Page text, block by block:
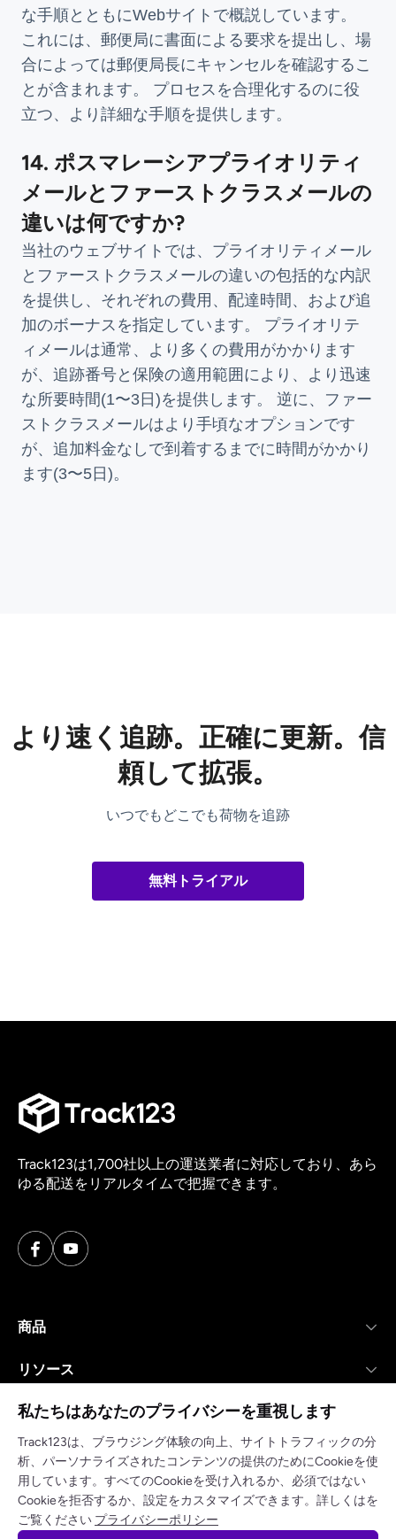
な手順とともにWebサイトで概説しています。
これには、郵便局に書面による要求を提出し、場
合によっては郵便局長にキャンセルを確認するこ
とが含まれます。 プロセスを合理化するのに役
立つ、より詳細な手順を提供します。
14. ポスマレーシアプライオリティ
メールとファーストクラスメールの
違いは何ですか?
当社のウェブサイトでは、プライオリティメール
とファーストクラスメールの違いの包括的な内訳
を提供し、それぞれの費用、配達時間、および追
加のボーナスを指定しています。 プライオリテ
ィメールは通常、より多くの費用がかかります
が、追跡番号と保険の適用範囲により、より迅速
な所要時間(1〜3日)を提供します。 逆に、ファー
ストクラスメールはより手頃なオプションです
が、追加料金なしで到着するまでに時間がかかり
ます(3〜5日)。
より速く追跡。正確に更新。信
頼して拡張。
いつでもどこでも荷物を追跡
無料トライアル
Track123は1,700社以上の運送業者に対応しており、あら
ゆる配送をリアルタイムで把握できます。
商品
リソース
会社
プライバシーポリシー 利用規約
私たちはあなたのプライバシーを重視します
Track123は、ブラウジング体験の向上、サイトトラフィックの分
析、パーソナライズされたコンテンツの提供のためにCookieを使
用しています。すべてのCookieを受け入れるか、必須ではない
Cookieを拒否するか、設定をカスタマイズできます。詳しくはを
ご覧ください プライバシーポリシー